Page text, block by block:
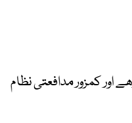
اور کمزور مدافعتی نظام